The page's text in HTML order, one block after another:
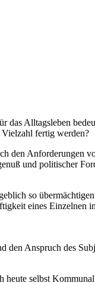
das Alltagsleben
Vielzahl fertig werden?
den Anforderungen
und politischer
so
eines Einzelnen
Anspruch des
selbst